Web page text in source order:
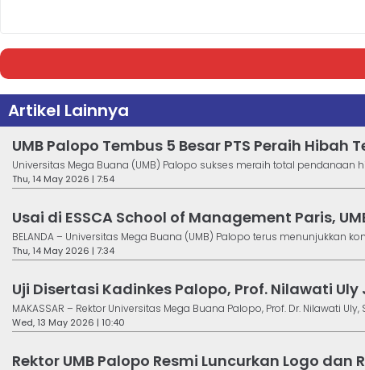
Artikel Lainnya
UMB Palopo Tembus 5 Besar PTS Peraih
Universitas Mega Buana (UMB) Palopo sukses meraih total pendanaan
Thu, 14 May 2026 | 7:54
Usai di ESSCA School of Management Paris,
BELANDA – Universitas Mega Buana (UMB) Palopo terus menunjukkan
Thu, 14 May 2026 | 7:34
Uji Disertasi Kadinkes Palopo, Prof. Nilawati
MAKASSAR – Rektor Universitas Mega Buana Palopo, Prof. Dr. Nilawati Uly,
Wed, 13 May 2026 | 10:40
Rektor UMB Palopo Resmi Luncurkan Logo